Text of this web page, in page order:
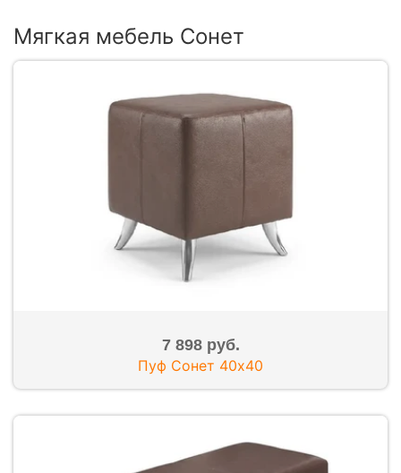
Мягкая мебель Сонет
7 898 руб.
Пуф Сонет 40х40